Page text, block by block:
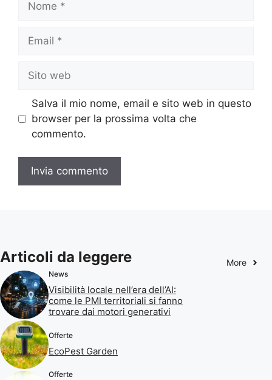
web
Salva il mio nome, email e sito web in questo
browser per la prossima volta che
commento.
Articoli da leggere More
News
Visibilità locale nell’era dell’AI:
come le PMI territoriali si fanno
trovare dai motori generativi
Offerte
EcoPest Garden
Offerte